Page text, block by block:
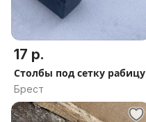
17 р.
Столбы под сетку рабицу
Брест